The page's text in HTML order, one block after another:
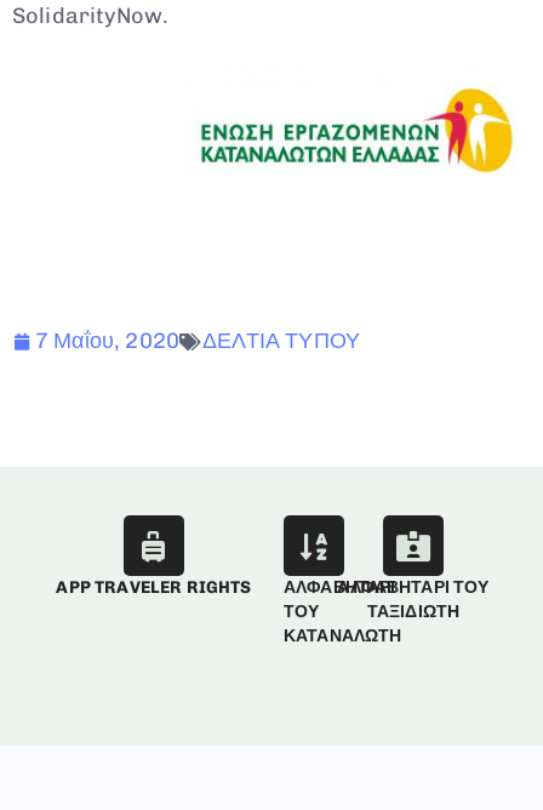
SolidarityNow.
7 Μαΐου, 2020 ΔΕΛΤΙΑ ΤΥΠΟΥ
APP TRAVELER RIGHTS
ΑΛΦΑΒΗΤΑΡΙ
ΤΟΥ
ΚΑΤΑΝΑΛΩΤΗ
ΑΛΦΑΒΗΤΑΡΙ ΤΟΥ
ΤΑΞΙΔΙΩΤΗ